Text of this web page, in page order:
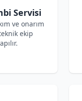
Servisi
ve onarım
ekip